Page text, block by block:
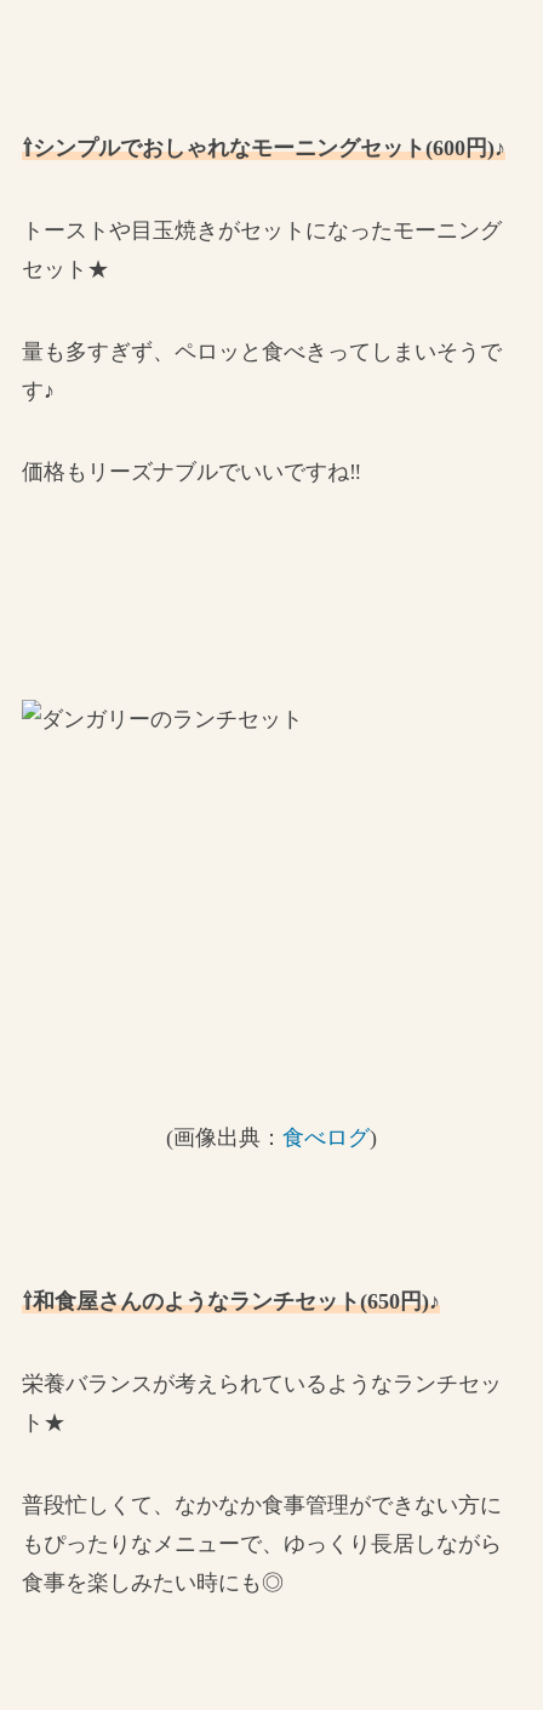
⇧シンプルでおしゃれなモーニングセット(600円)♪
トーストや目玉焼きがセットになったモーニング
セット★
量も多すぎず、ペロッと食べきってしまいそうで
す♪
価格もリーズナブルでいいですね‼
(画像出典： 食べログ)
⇧和食屋さんのようなランチセット(650円)♪
栄養バランスが考えられているようなランチセッ
ト★
普段忙しくて、なかなか食事管理ができない方に
もぴったりなメニューで、ゆっくり長居しながら
食事を楽しみたい時にも◎